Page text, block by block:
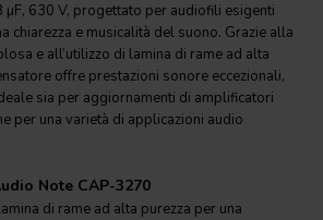
µF, 630 V, progettato per audiofili esigenti
chiarezza e musicalità del suono. Grazie alla
e all’utilizzo di lamina di rame ad alta
offre prestazioni sonore eccezionali,
sia per aggiornamenti di amplificatori
per una varietà di applicazioni audio
Note CAP-3270
di rame ad alta purezza per una